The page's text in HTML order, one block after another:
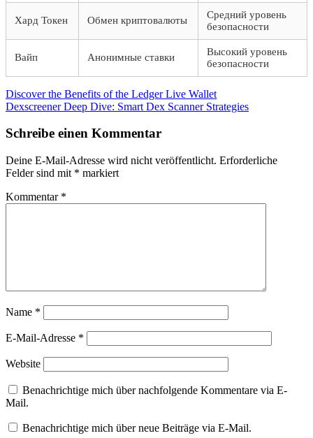
Хард Токен Обмен криптовалюты
Средний уровень
безопасности
Вайп Анонимные ставки
Высокий уровень
безопасности
Beitragsnavigation
Vorheriger
Beitrag:
Discover the Benefits of the Ledger Live Wallet
Nächster
Dexscreener Deep Dive: Smart Dex Scanner Strategies
Schreibe einen Kommentar
Deine E-Mail-Adresse wird nicht veröffentlicht. Erforderliche
Felder sind mit * markiert
Kommentar *
Name *
E-Mail-Adresse *
Website
Benachrichtige mich über nachfolgende Kommentare via E-
Mail.
Benachrichtige mich über neue Beiträge via E-Mail.